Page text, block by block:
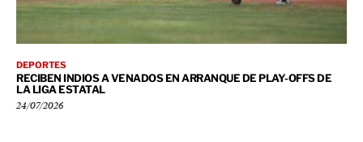
DEPORTES
RECIBEN INDIOS A VENADOS EN ARRANQUE DE PLAY-OFFS DE
LA LIGA ESTATAL
24/07/2026